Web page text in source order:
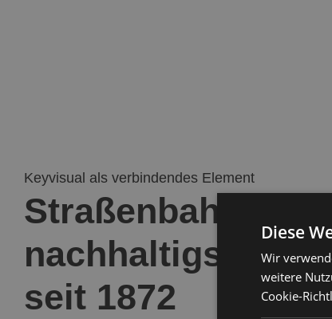
Keyvisual als verbindendes Element
Straßenbahn – das
nachhaltigste
seit 1872
Diese
Wir
weitere
Cookie-